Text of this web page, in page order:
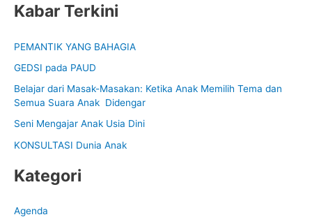
a
c
h
f
o
r
:
Kabar Terkini
PEMANTIK YANG BAHAGIA
GEDSI pada PAUD
Belajar dari Masak-Masakan: Ketika Anak Memilih Tema dan
Semua Suara Anak Didengar
Seni Mengajar Anak Usia Dini
KONSULTASI Dunia Anak
Kategori
Agenda